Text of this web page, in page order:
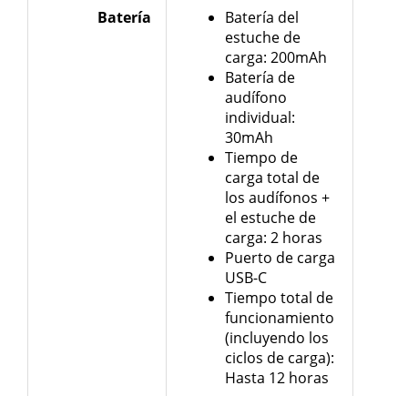
Batería
Batería del
estuche de
carga: 200mAh
Batería de
audífono
individual:
30mAh
Tiempo de
carga total de
los audífonos +
el estuche de
carga: 2 horas
Puerto de carga
USB-C
Tiempo total de
funcionamiento
(incluyendo los
ciclos de carga):
Hasta 12 horas